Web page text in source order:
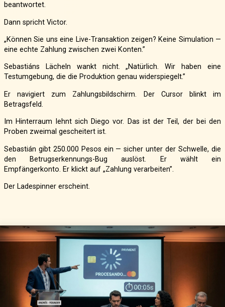
beantwortet.
Dann spricht Victor.
„Können Sie uns eine Live-Transaktion zeigen? Keine Simulation —
eine echte Zahlung zwischen zwei Konten.”
Sebastiáns Lächeln wankt nicht. „Natürlich. Wir haben eine
Testumgebung, die die Produktion genau widerspiegelt.”
Er navigiert zum Zahlungsbildschirm. Der Cursor blinkt im
Betragsfeld.
Proben zweimal gescheitert ist.
Sebastián gibt 250.000 Pesos ein — sicher unter der Schwelle, die
den Betrugserkennungs-Bug auslöst. Er wählt ein
Empfängerkonto. Er klickt auf „Zahlung verarbeiten”.
Der Ladespinner erscheint.